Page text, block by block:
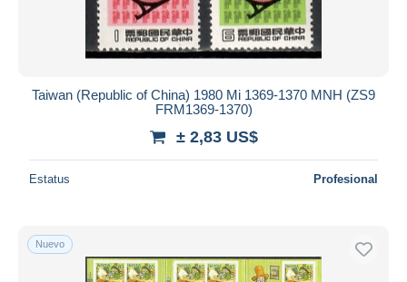
Taiwan (Republic of China) 1980 Mi 1369-1370 MNH (ZS9
FRM1369-1370)
± 2,83 US$
Estatus Profesional
Nuevo